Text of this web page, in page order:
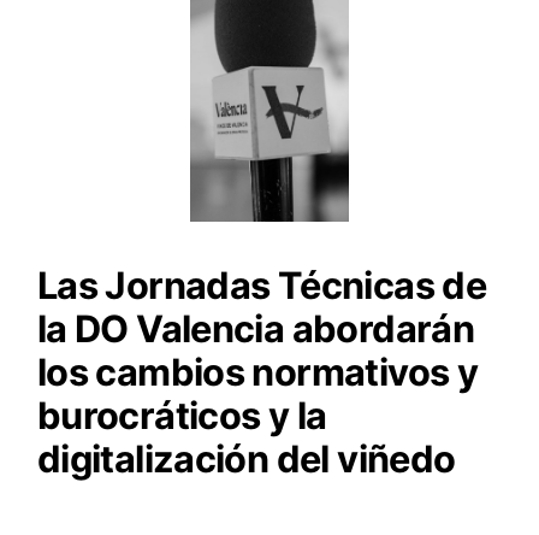
Las Jornadas Técnicas de
la DO Valencia abordarán
los cambios normativos y
burocráticos y la
digitalización del viñedo